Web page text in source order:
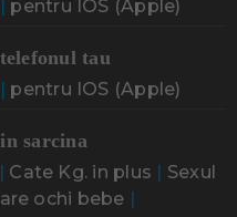
pentru IOS (Apple)
tau
pentru IOS (Apple)
sarcina
Cate Kg. in plus
Sexul
ochi bebe